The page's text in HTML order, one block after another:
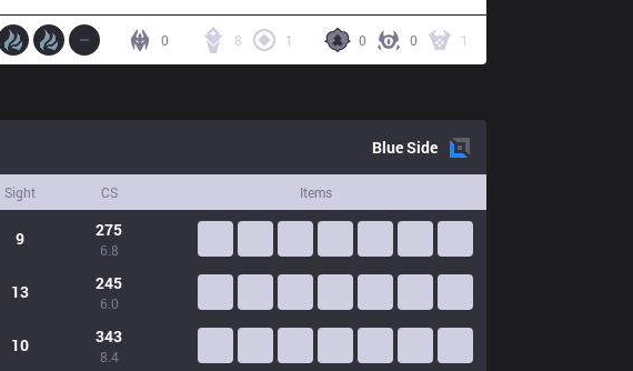
0 0 1
8 1
0
BlueSide
Sight CS Items
9 275
6.8
13 245
6.0
10 343
8.4